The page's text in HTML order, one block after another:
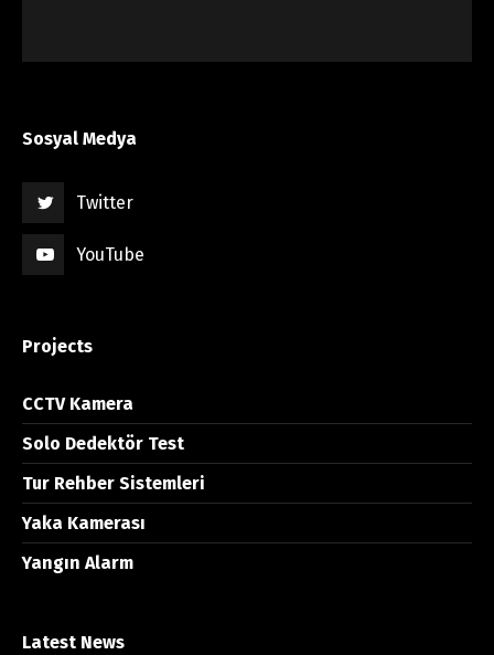
Sosyal Medya
Twitter
YouTube
Projects
CCTV Kamera
Solo Dedektör Test
Tur Rehber Sistemleri
Yaka Kamerası
Yangın Alarm
Latest News